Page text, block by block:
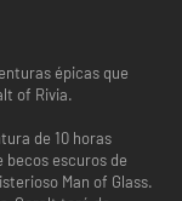
épicas que
of Rivia.
de 10 horas
becos escuros de
Man of Glass.